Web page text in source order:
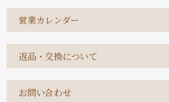
営業カレンダー
返品・交換について
お問い合わせ